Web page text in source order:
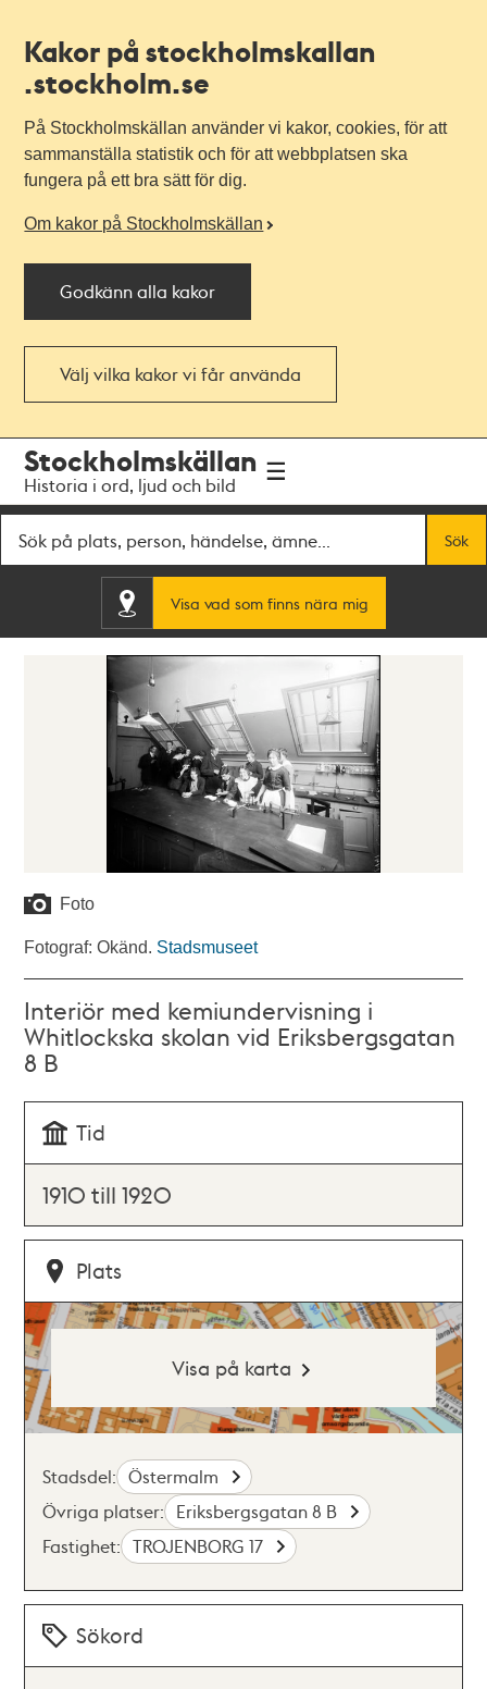
Kakor på stockholmskallan
.stockholm.se
På Stockholmskällan använder vi kakor, cookies, för att
sammanställa statistik och för att webbplatsen ska
fungera på ett bra sätt för dig.
Om kakor på Stockholmskällan
Godkänn alla kakor
Välj vilka kakor vi får använda
navigationen
huvudinnehållet
Stockholmskällan
Historia i ord, ljud och bild
Sök
Visa vad som finns nära mig
Foto
Fotograf: Okänd. Stadsmuseet
Interiör med kemiundervisning i
Whitlockska skolan vid Eriksbergsgatan
8 B
Tid
1910 till 1920
Plats
Visa på karta
Stadsdel: Östermalm
Övriga platser: Eriksbergsgatan 8 B
Fastighet: TROJENBORG 17
Sökord